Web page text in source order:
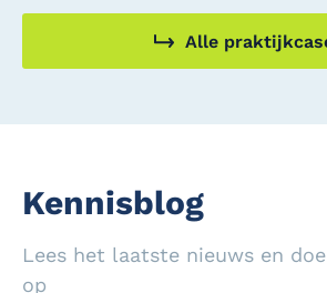
Alle
Kennisblog
Lees het laatste nieuws en
op